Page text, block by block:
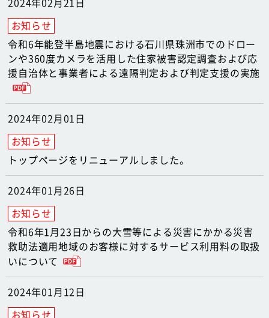
2024年02月21日
令和6年能登半島地震における石川県珠洲市でのドロー
ンや360度カメラを活用した住家被害認定調査および応
援自治体と事業者による遠隔判定および判定支援の実施
2024年02月01日
トップページをリニューアルしました。
2024年01月26日
令和6年1月23日からの大雪等による災害にかかる災害
救助法適用地域のお客様に対するサービス利用料の取扱
いについて
2024年01月12日